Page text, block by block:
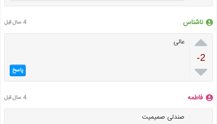
ناشناس 4 سال قبل

-2

عالی
پاسخ
فاطمه 4 سال قبل
صندلی صمیمیت